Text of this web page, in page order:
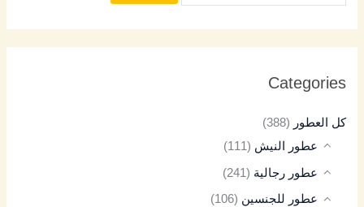
Categories
كل العطور (388)
عطور النيش (111)
عطور رجالية (241)
عطور للجنسين (106)